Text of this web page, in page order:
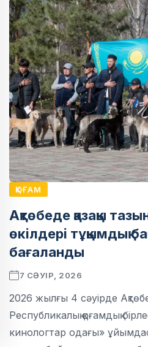
ҚОҒАМ
Ақтөбеде қазақы
өкілдері тұқымдық
бағаланды
7 СӘУІР, 2026
2026 жылғы 4 сәуірде
Республикалық қоғамдық
кинологтар одағы»